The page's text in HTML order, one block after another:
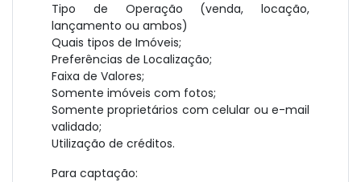
Tipo de Operação (venda, locação,
lançamento ou ambos)
Quais tipos de Imóveis;
Preferências de Localização;
Faixa de Valores;
Somente imóveis com fotos;
Somente proprietários com celular ou e-mail
validado;
Utilização de créditos.
Para captação: